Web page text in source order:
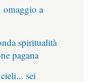
a
spiritualità
pagana
sei